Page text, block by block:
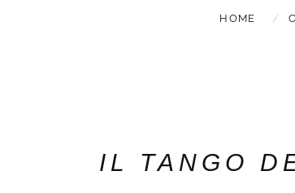
HOME
IL TANGO